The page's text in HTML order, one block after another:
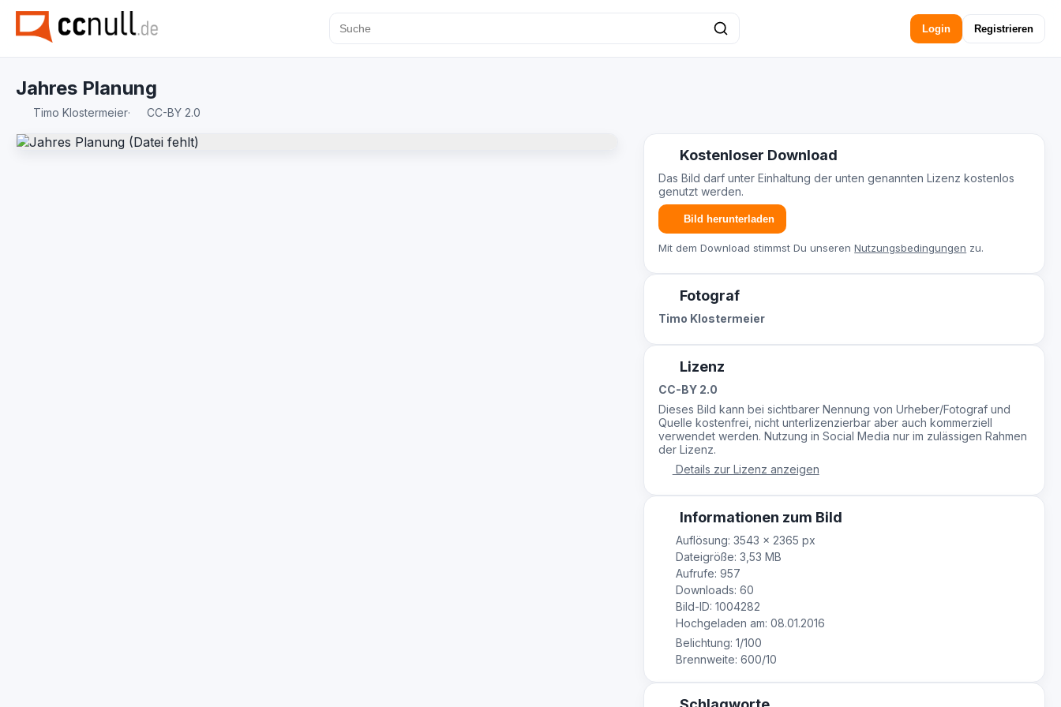
Login Registrieren
Jahres Planung
Timo Klostermeier· CC-BY 2.0
Kostenloser Download
Das Bild darf unter Einhaltung der unten genannten Lizenz kostenlos
genutzt werden.
Bild herunterladen
Mit dem Download stimmst Du unserenNutzungsbedingungen zu.
Fotograf
Timo Klostermeier
Lizenz
CC-BY 2.0
Dieses Bild kann bei sichtbarer Nennung von Urheber/Fotograf und
Quelle kostenfrei, nicht unterlizenzierbar aber auch kommerziell
verwendet werden. Nutzung in Social Media nur im zulässigen Rahmen
der Lizenz.
Details zur Lizenz anzeigen
Informationen zum Bild
Auflösung: 3543 × 2365 px
Dateigröße: 3,53 MB
Aufrufe: 957
Downloads: 60
Bild-ID: 1004282
Hochgeladen am: 08.01.2016
Belichtung: 1/100
Brennweite: 600/10